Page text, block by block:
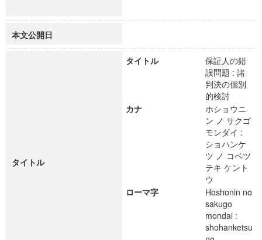
本文公開日
タイトル
タイトル
保証人の錯
誤問題 : 諸
判決の個別
的検討
カナ
ホショウニ
ン ノ サクゴ
モンダイ :
ショハンケ
ツ ノ コベツ
テキ ケント
ウ
ローマ字
Hoshonin no
sakugo
mondai :
shohanketsu